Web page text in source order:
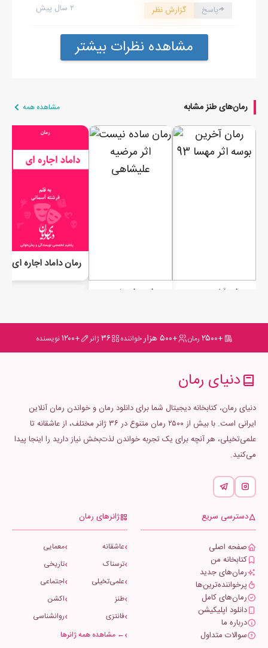
۲ سال پیش پاسخ گزارش نظر
مشاهده نظرات بیشتر
رمان‌های طنز مشابه مشاهده همه
رمان آخرین بوسه رمان ساده نیست
رمان داماد اجاره‌ ای
+۲۵۰۰ رمان +۵۰۰ هزار خواننده ۳۶ژانر +۱۲۰۰ نویسنده
دنیای رمان
دنیای رمان، کتابخانه دیجیتال شما برای دانلود رمان و خواندن رمان آنلاین
ایرانی است. با بیش از ۲۵۰۰ رمان متنوع در ۳۶ ژانر مختلف، از عاشقانه تا
علمی‌تخیلی، هر آنچه برای یک تجربه خواندن لذت‌بخش نیاز دارید را اینجا پیدا
می‌کنید.
دسترسی سریع
صفحه اصلی
کتابخانه من
رمان‌های جدید
پرخواننده‌ترین‌ها
رمان‌های کامل
دانلود اپلیکیشن
درباره ما
سوالات متداول
ژانرهای رمان
عاشقانه
معمایی
ترسناک
تاریخی
علمی‌تخیلی
اجتماعی
طنز
اکشن
فانتزی
روانشناسی
← مشاهده همه ژانرها